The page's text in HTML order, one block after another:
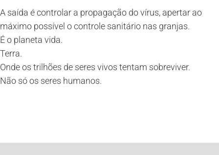
A saída é controlar a propagação do vírus, apertar ao
máximo possível o controle sanitário nas granjas.
É o planeta vida.
Terra.
Onde os trilhões de seres vivos tentam sobreviver.
Não só os seres humanos.